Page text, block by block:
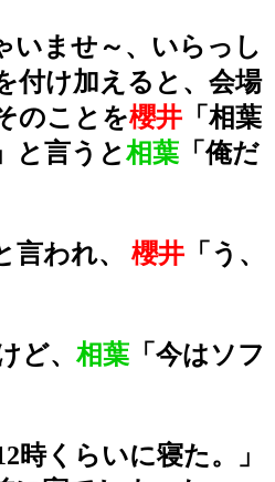
いませ～、いらっし
付け加えると、会場
のことを櫻井 「相葉
と言うと相葉 「俺だ
言われ、 櫻井 「う、
ど、 相葉 「今はソフ
時くらいに寝た。」